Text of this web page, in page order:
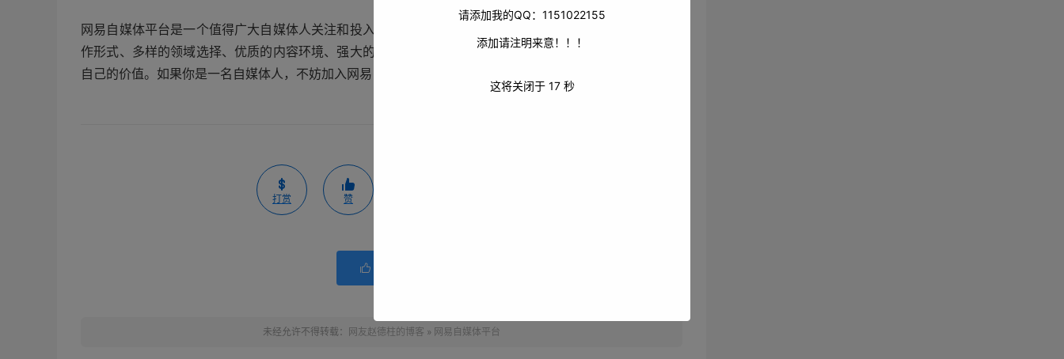
网易自媒体平台是一个值得广大自媒体人关注和投入的平台。它为创作者提供了广阔的发展空间、丰富的创
作形式、多样的领域选择、优质的内容环境、强大的运营支持等，让创作者能够充分发挥自己的才能，实现
自己的价值。如果你是一名自媒体人，不妨加入网易自媒体平台，开启你的创作之旅吧！
打赏 赞

未经允许不得转载： 网友赵德柱的博客 » 网易自媒体平台
请添加我的QQ：1151022155
添加请注明来意！！！
这将关闭于 17秒